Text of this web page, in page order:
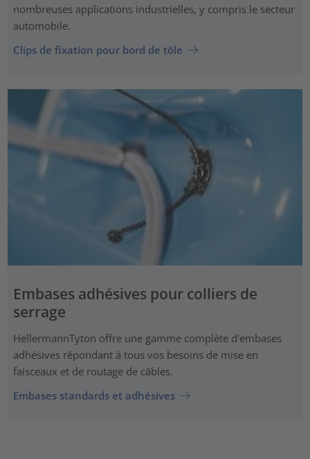
nombreuses applications industrielles, y compris le secteur
automobile.
Clips de fixation pour bord de tôle
Embases adhésives pour colliers de
serrage
HellermannTyton offre une gamme complète d'embases
adhésives répondant à tous vos besoins de mise en
faisceaux et de routage de câbles.
Embases standards et adhésives